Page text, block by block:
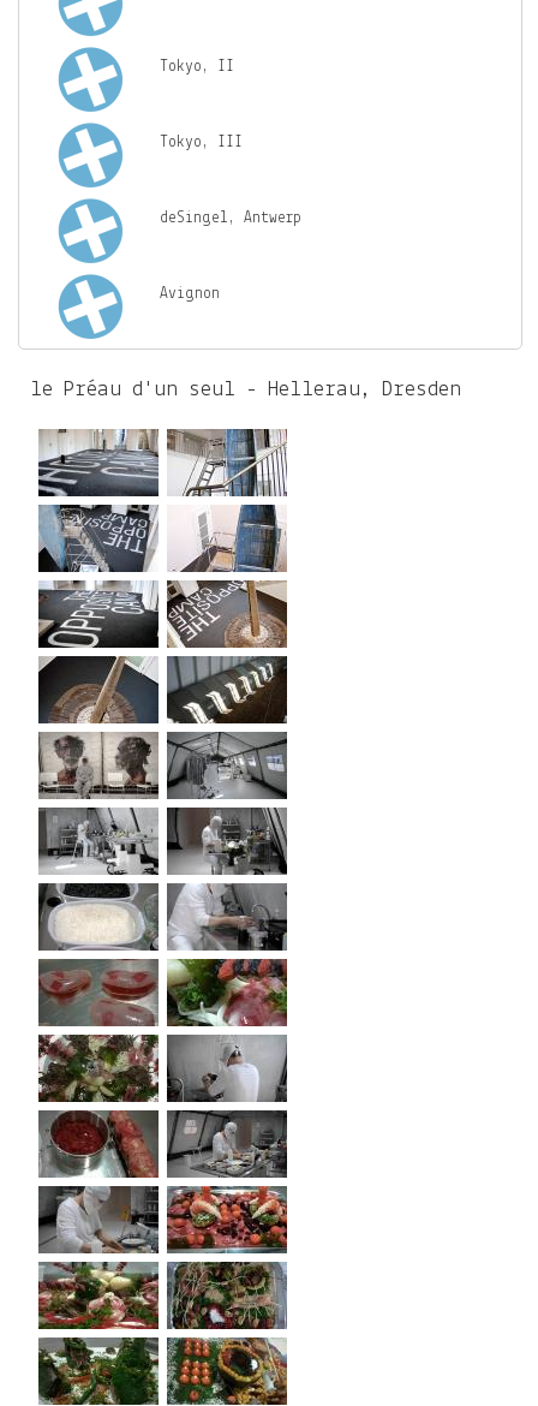
Tokyo, II
Tokyo, III
deSingel, Antwerp
Avignon
le Préau d'un seul - Hellerau, Dresden